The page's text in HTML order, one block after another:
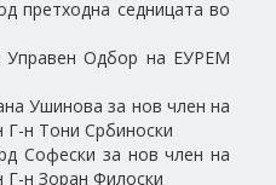
претходна седницата во
Управен Одбор на ЕУРЕМ
Ушинова за нов член на
н Тони Србиноски
Софески за нов член на
Г-н Зоран Филоски